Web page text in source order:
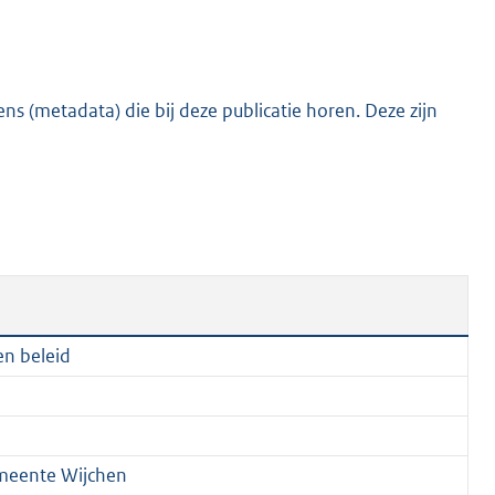
(metadata) die bij deze publicatie horen. Deze zijn
beleid
Wijchen